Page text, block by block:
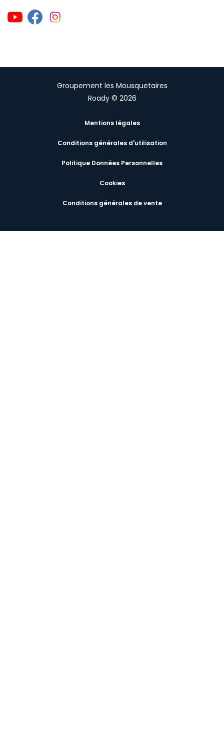
Groupement les Mousquetaires
Roady © 2026
Mentions légales
Conditions générales d'utilisation
Politique Données Personnelles
Cookies
Conditions générales de vente